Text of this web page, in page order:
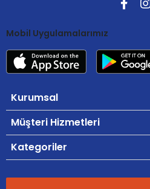
Mobil Uygulamalarımız
Kurumsal
Müşteri Hizmetleri
Kategoriler